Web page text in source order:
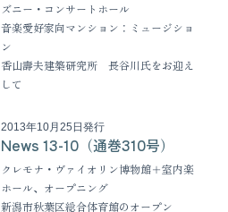
ズニー・コンサートホール
音楽愛好家向マンション：ミュージショ
ン
香山壽夫建築研究所 長谷川氏をお迎え
して
2013年10月25日発行
News 13-10（通巻310号）
クレモナ・ヴァイオリン博物館＋室内楽
ホール、オープニング
新潟市秋葉区総合体育館のオープン